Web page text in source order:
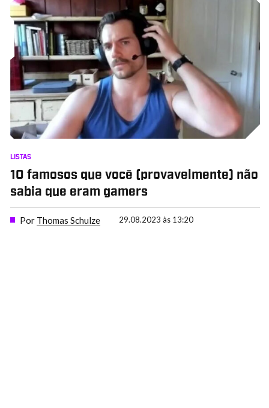
LISTAS
10 famosos que você (provavelmente) não
sabia que eram gamers
Por Thomas Schulze 29.08.2023 às 13:20